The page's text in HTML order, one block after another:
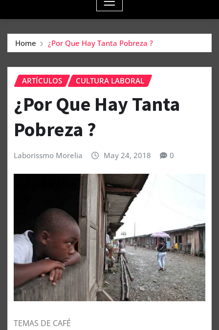
Home ¿Por Que Hay Tanta Pobreza ?
ARTÍCULOS CULTURA LABORAL
¿Por Que Hay Tanta
Pobreza ?
Laborissmo Morelia May 24, 2018 0
TEMAS DE CAFÉ